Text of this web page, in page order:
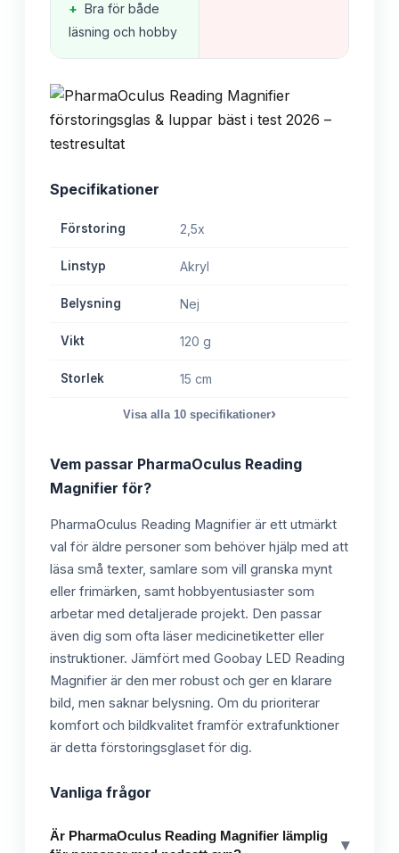
+ Bra för både
läsning och hobby
Specifikationer
Förstoring 2,5x
Linstyp Akryl
Belysning Nej
Vikt 120 g
Storlek 15 cm
Visa alla 10 specifikationer›
Vem passar PharmaOculus Reading
Magnifier för?
PharmaOculus Reading Magnifier är ett utmärkt
val för äldre personer som behöver hjälp med att
läsa små texter, samlare som vill granska mynt
eller frimärken, samt hobbyentusiaster som
arbetar med detaljerade projekt. Den passar
även dig som ofta läser medicinetiketter eller
instruktioner. Jämfört med Goobay LED Reading
Magnifier är den mer robust och ger en klarare
bild, men saknar belysning. Om du prioriterar
komfort och bildkvalitet framför extrafunktioner
är detta förstoringsglaset för dig.
Vanliga frågor
Är PharmaOculus Reading Magnifier lämplig
▾